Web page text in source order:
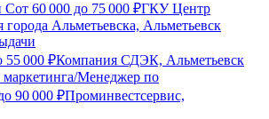
Сот 60 000 до 75 000 ₽ГКУ Центр
города Альметьевска, Альметьевск
55 000 ₽Компания СДЭК, Альметьевск
маркетинга/Менеджер по
90 000 ₽Проминвестсервис,